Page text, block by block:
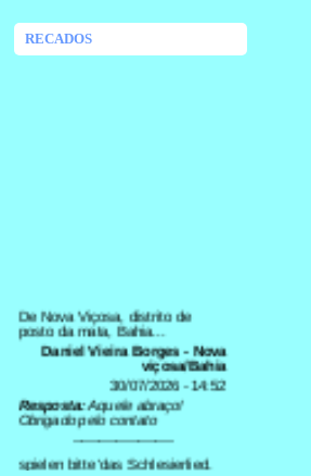
RECADOS
posto da mata, Bahia...
Daniel Vieira Borges - Nova
viçosa/Bahia
30/07/2026 - 14:52
Aquele abraço!
Obrigado pelo contato
-----------------------
Kehr ich einst zur Heimat wieder.